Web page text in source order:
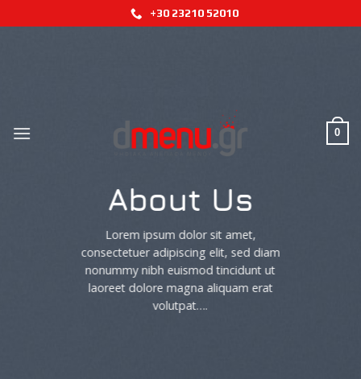
to
+30 23210 52010
0
About Us
Lorem ipsum dolor sit amet,
consectetuer adipiscing elit, sed diam
nonummy nibh euismod tincidunt ut
laoreet dolore magna aliquam erat
volutpat….